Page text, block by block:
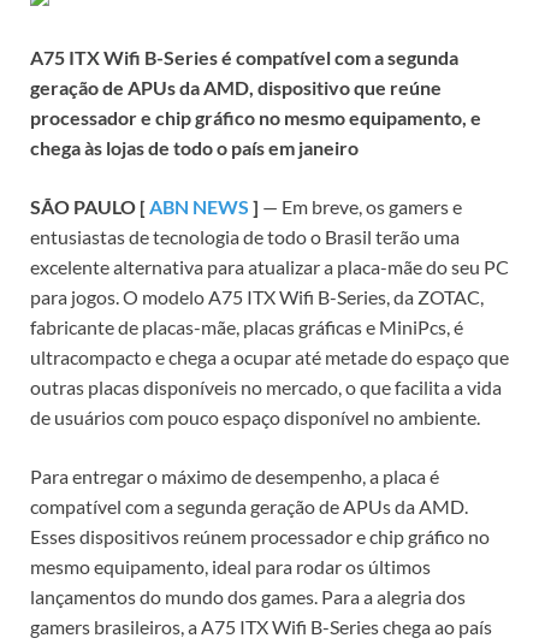
A75 ITX Wifi B-Series é compatível com a segunda
geração de APUs da AMD, dispositivo que reúne
processador e chip gráfico no mesmo equipamento, e
chega às lojas de todo o país em janeiro
SÃO PAULO [ABN NEWS ] — Em breve, os gamers e
entusiastas de tecnologia de todo o Brasil terão uma
excelente alternativa para atualizar a placa-mãe do seu PC
para jogos. O modelo A75 ITX Wifi B-Series, da ZOTAC,
fabricante de placas-mãe, placas gráficas e MiniPcs, é
ultracompacto e chega a ocupar até metade do espaço que
outras placas disponíveis no mercado, o que facilita a vida
de usuários com pouco espaço disponível no ambiente.
Para entregar o máximo de desempenho, a placa é
compatível com a segunda geração de APUs da AMD.
Esses dispositivos reúnem processador e chip gráfico no
mesmo equipamento, ideal para rodar os últimos
lançamentos do mundo dos games. Para a alegria dos
gamers brasileiros, a A75 ITX Wifi B-Series chega ao país